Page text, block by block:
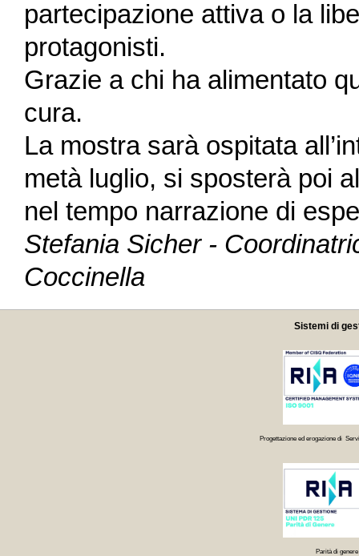
partecipazione attiva o la
protagonisti.
Grazie a chi ha alimentato
cura.
La mostra sarà ospitata
metà luglio, si sposterà poi
nel tempo narrazione di
Stefania Sicher -
Coccinella
Sistemi di
Progettazione ed erogazione di
Parità di genere